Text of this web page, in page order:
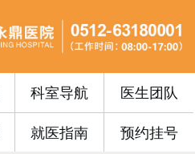
科室导航 医生团队
就医指南 预约挂号